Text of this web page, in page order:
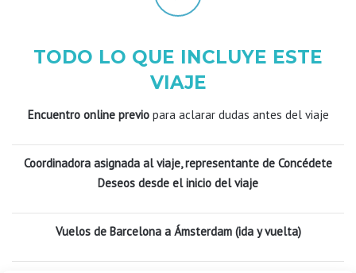
TODO LO QUE INCLUYE ESTE
VIAJE
Encuentro online previo para aclarar dudas antes del viaje
Coordinadora asignada al viaje, representante de Concédete
Deseos desde el inicio del viaje
Vuelos de Barcelona a Ámsterdam (ida y vuelta)